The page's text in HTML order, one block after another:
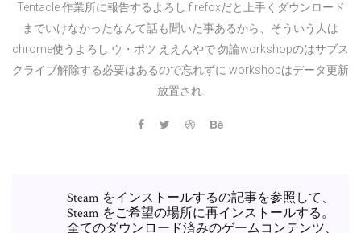
Tentacle 作業所に報告するよろし firefoxだと上手くダウンロード
までいけなかったなんて話も聞いた事あるから、そういう人は
chrome使うよろし ウ・ポツ ええんやで 勿論workshopのはサブス
クライブ解除する必要はあるので忘れずに workshopはデータ更新
放置され.
Steam をインストールするの記事を参照して、
Steam をご希望の場所に再インストールする。
全てのダウンロード済みのゲームコンテンツ、